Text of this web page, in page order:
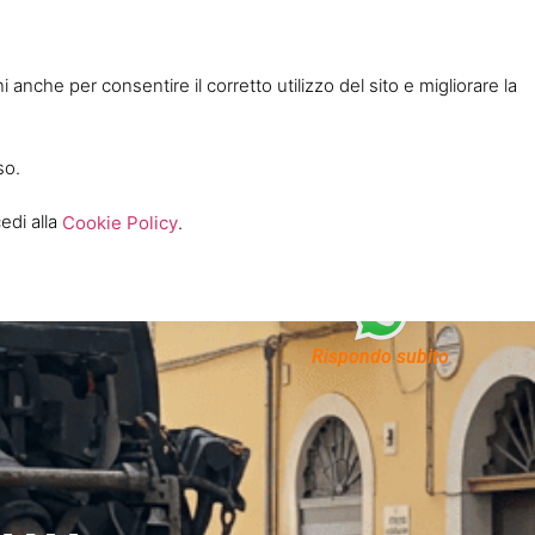
Rispondo subito
per consentire il corretto utilizzo del sito e migliorare la
alla Cookie Policy.